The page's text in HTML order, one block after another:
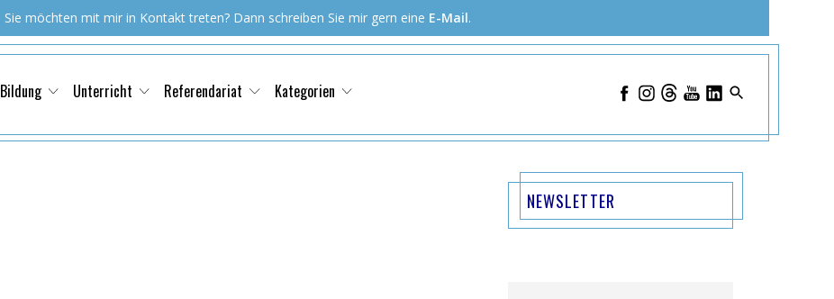
Sie möchten mit mir in Kontakt treten? Dann schreiben Sie mir gern eine E-Mail.
Bildung Unterricht Referendariat Kategorien
NEWSLETTER